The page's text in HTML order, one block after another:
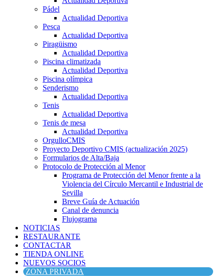
Pádel
Actualidad Deportiva
Pesca
Actualidad Deportiva
Piragüismo
Actualidad Deportiva
Piscina climatizada
Actualidad Deportiva
Piscina olímpica
Senderismo
Actualidad Deportiva
Tenis
Actualidad Deportiva
Tenis de mesa
Actualidad Deportiva
OrgulloCMIS
Proyecto Deportivo CMIS (actualización 2025)
Formularios de Alta/Baja
Protocolo de Protección al Menor
Programa de Protección del Menor frente a la
Violencia del Círculo Mercantil e Industrial de
Sevilla
Breve Guía de Actuación
Canal de denuncia
Flujograma
NOTICIAS
RESTAURANTE
CONTACTAR
TIENDA ONLINE
NUEVOS SOCIOS
ZONA PRIVADA